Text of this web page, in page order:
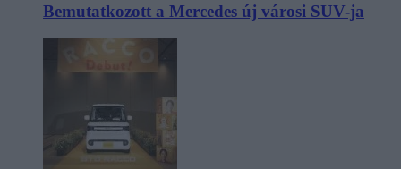
Bemutatkozott a Mercedes új városi SUV-ja